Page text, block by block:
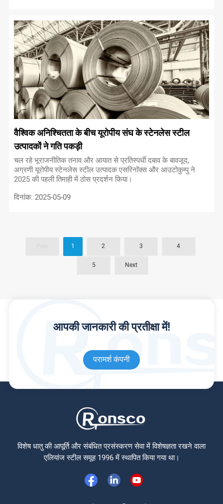
वैश्विक अनिश्चितता के बीच यूरोपीय संघ के स्टेनलेस स्टील
उत्पादकों ने गति पकड़ी
चल रहे भूराजनीतिक तनाव और आयात से प्रतिस्पर्धी दबाव के बावजूद,
अग्रणी यूरोपीय स्टेनलेस स्टील उत्पादक एसरिनॉक्स और आउटोकुम्पु ने
2025 की पहली तिमाही में ठोस प्रदर्शन किया।
दिनांक: 2025-05-09
1 2 3 4
5 Next
आपकी जानकारी की प्रतीक्षा में!
परामर्श कंपनी
विशेष धातु की आपूर्ति और संबंधित प्रसंस्करण सेवा में विशेषज्ञता रखने वाला
एलियांज स्टील समूह 1996 में स्थापित किया गया था।